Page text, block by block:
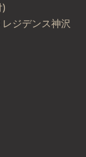
ジデンス神沢